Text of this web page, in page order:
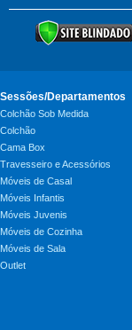
Sessões/Departamentos
Colchão Sob Medida
Colchão
Cama Box
Travesseiro e Acessórios
Móveis de Casal
Móveis Infantis
Móveis Juvenis
Móveis de Cozinha
Móveis de Sala
Outlet